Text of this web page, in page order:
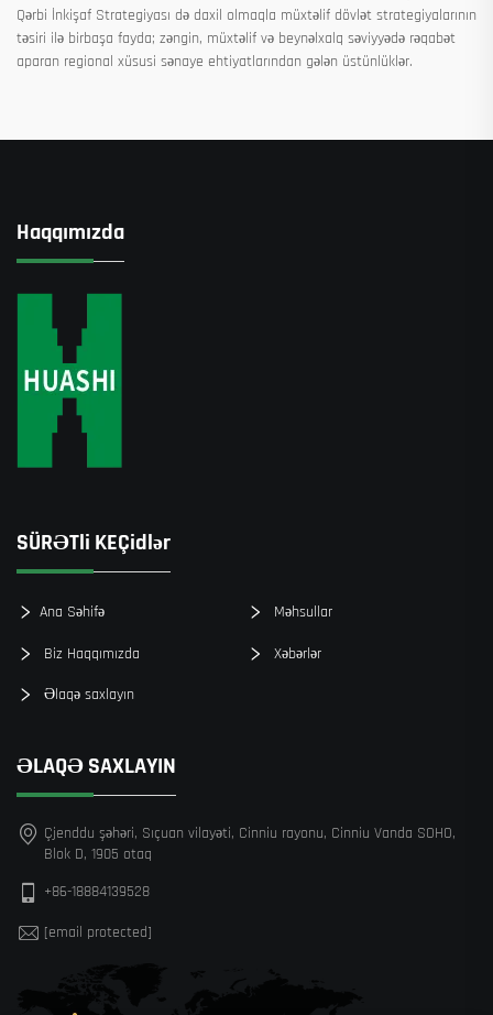
Qərbi İnkişaf Strategiyası də daxil olmaqla müxtəlif dövlət strategiyalarının
təsiri ilə birbaşa fayda; zəngin, müxtəlif və beynəlxalq səviyyədə rəqabət
aparan regional xüsusi sənaye ehtiyatlarından gələn üstünlüklər.
Haqqımızda
SÜRƏTli KEÇidlər
Ana Səhifə Məhsullar
Biz Haqqımızda Xəbərlər
Əlaqə saxlayın
ƏLAQƏ SAXLAYIN
Çjenddu şəhəri, Sıçuan vilayəti, Cinniu rayonu, Cinniu Vanda SOHO,
Blok D, 1905 otaq
+86-18884139528
[email protected]